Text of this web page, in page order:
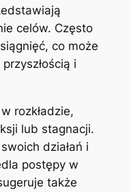
celów. Często
co może
i
rozkładzie,
lub stagnacji.
działań i
postępy w
także